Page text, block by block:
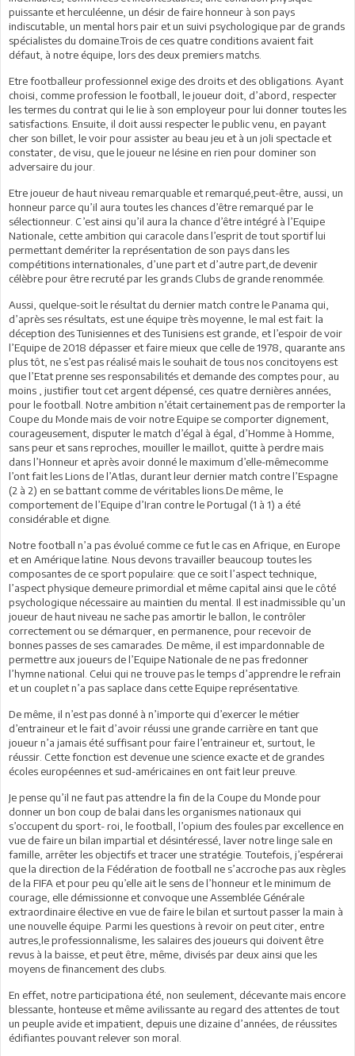
puissante et herculéenne, un désir de faire honneur à son pays
indiscutable, un mental hors pair et un suivi psychologique par de grands
spécialistes du domaine.Trois de ces quatre conditions avaient fait
défaut, à notre équipe, lors des deux premiers matchs.
Etre footballeur professionnel exige des droits et des obligations. Ayant
choisi, comme profession le football, le joueur doit, d’abord, respecter
les termes du contrat qui le lie à son employeur pour lui donner toutes les
satisfactions. Ensuite, il doit aussi respecter le public venu, en payant
cher son billet, le voir pour assister au beau jeu et à un joli spectacle et
constater, de visu, que le joueur ne lésine en rien pour dominer son
adversaire du jour.
Etre joueur de haut niveau remarquable et remarqué,peut-être, aussi, un
honneur parce qu’il aura toutes les chances d’être remarqué par le
sélectionneur. C’est ainsi qu’il aura la chance d’être intégré à l’Equipe
Nationale, cette ambition qui caracole dans l’esprit de tout sportif lui
permettant demériter la représentation de son pays dans les
compétitions internationales, d’une part et d’autre part,de devenir
célèbre pour être recruté par les grands Clubs de grande renommée.
Aussi, quelque-soit le résultat du dernier match contre le Panama qui,
d’après ses résultats, est une équipe très moyenne, le mal est fait: la
déception des Tunisiennes et des Tunisiens est grande, et l’espoir de voir
l’Equipe de 2018 dépasser et faire mieux que celle de 1978, quarante ans
plus tôt, ne s’est pas réalisé mais le souhait de tous nos concitoyens est
que l’Etat prenne ses responsabilités et demande des comptes pour, au
moins , justifier tout cet argent dépensé, ces quatre dernières années,
pour le football. Notre ambition n’était certainement pas de remporter la
Coupe du Monde mais de voir notre Equipe se comporter dignement,
courageusement, disputer le match d’égal à égal, d’Homme à Homme,
sans peur et sans reproches, mouiller le maillot, quitte à perdre mais
dans l’Honneur et après avoir donné le maximum d’elle-mêmecomme
l’ont fait les Lions de l’Atlas, durant leur dernier match contre l’Espagne
(2 à 2) en se battant comme de véritables lions.De même, le
comportement de l’Equipe d’Iran contre le Portugal (1 à 1) a été
considérable et digne.
Notre football n’a pas évolué comme ce fut le cas en Afrique, en Europe
et en Amérique latine. Nous devons travailler beaucoup toutes les
composantes de ce sport populaire: que ce soit l’aspect technique,
l’aspect physique demeure primordial et même capital ainsi que le côté
psychologique nécessaire au maintien du mental. Il est inadmissible qu’un
joueur de haut niveau ne sache pas amortir le ballon, le contrôler
correctement ou se démarquer, en permanence, pour recevoir de
bonnes passes de ses camarades. De même, il est impardonnable de
permettre aux joueurs de l’Equipe Nationale de ne pas fredonner
l’hymne national. Celui qui ne trouve pas le temps d’apprendre le refrain
et un couplet n’a pas saplace dans cette Equipe représentative.
De même, il n’est pas donné à n’importe qui d’exercer le métier
d’entraineur et le fait d’avoir réussi une grande carrière en tant que
joueur n’a jamais été suffisant pour faire l’entraineur et, surtout, le
réussir. Cette fonction est devenue une science exacte et de grandes
écoles européennes et sud-américaines en ont fait leur preuve.
Je pense qu’il ne faut pas attendre la fin de la Coupe du Monde pour
donner un bon coup de balai dans les organismes nationaux qui
s’occupent du sport- roi, le football, l’opium des foules par excellence en
vue de faire un bilan impartial et désintéressé, laver notre linge sale en
famille, arrêter les objectifs et tracer une stratégie. Toutefois, j’espérerai
que la direction de la Fédération de football ne s’accroche pas aux règles
de la FIFA et pour peu qu’elle ait le sens de l’honneur et le minimum de
courage, elle démissionne et convoque une Assemblée Générale
extraordinaire élective en vue de faire le bilan et surtout passer la main à
une nouvelle équipe. Parmi les questions à revoir on peut citer, entre
autres,le professionnalisme, les salaires des joueurs qui doivent être
revus à la baisse, et peut être, même, divisés par deux ainsi que les
moyens de financement des clubs.
En effet, notre participationa été, non seulement, décevante mais encore
blessante, honteuse et même avilissante au regard des attentes de tout
un peuple avide et impatient, depuis une dizaine d’années, de réussites
édifiantes pouvant relever son moral.